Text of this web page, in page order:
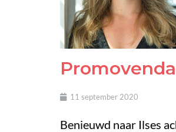
11 september 2020
Benieuwd naar Ilses